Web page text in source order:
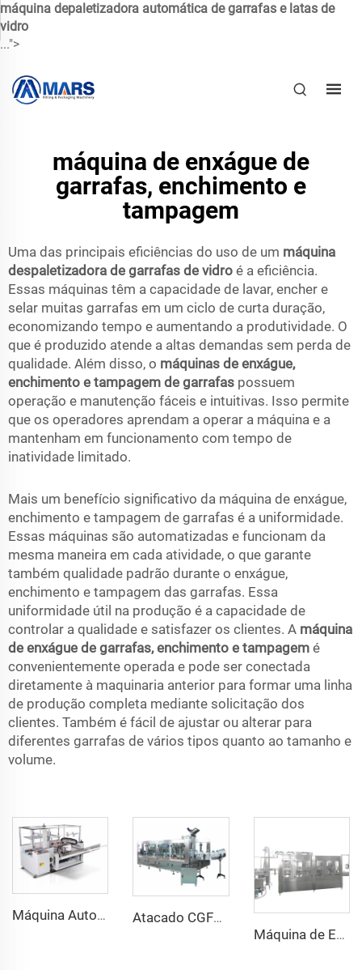
máquina depaletizadora automática de garrafas e latas de
vidro
...">
máquina de enxágue de
garrafas, enchimento e
tampagem
Uma das principais eficiências do uso de um máquina
despaletizadora de garrafas de vidro é a eficiência.
Essas máquinas têm a capacidade de lavar, encher e
selar muitas garrafas em um ciclo de curta duração,
economizando tempo e aumentando a produtividade. O
que é produzido atende a altas demandas sem perda de
qualidade. Além disso, o máquinas de enxágue,
enchimento e tampagem de garrafas possuem
operação e manutenção fáceis e intuitivas. Isso permite
que os operadores aprendam a operar a máquina e a
mantenham em funcionamento com tempo de
inatividade limitado.
Mais um benefício significativo da máquina de enxágue,
enchimento e tampagem de garrafas é a uniformidade.
Essas máquinas são automatizadas e funcionam da
mesma maneira em cada atividade, o que garante
também qualidade padrão durante o enxágue,
enchimento e tampagem das garrafas. Essa
uniformidade útil na produção é a capacidade de
controlar a qualidade e satisfazer os clientes. A máquina
de enxágue de garrafas, enchimento e tampagem é
convenientemente operada e pode ser conectada
diretamente à maquinaria anterior para formar uma linha
de produção completa mediante solicitação dos
clientes. Também é fácil de ajustar ou alterar para
diferentes garrafas de vários tipos quanto ao tamanho e
volume.
Máquina Automática Pneumática para Montagem de Caixas de Papelão para Embalagem de Bebidas e Mercadorias, Componentes Principais com Rolamentos
Atacado CGF12-12-4 Máquina Automática de Enchimento de Água Mineral em Garrafas de 5L e 1 Galão 1500BPH
Máquina de Enchimento de Água Mineral com Filler por Gravidade Zhangjiagang King Quality 12000BPH